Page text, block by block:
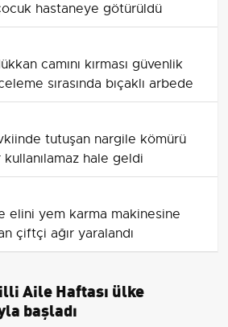
hastaneye götürüldü
camını kırması güvenlik
sırasında bıçaklı arbede
tutuşan nargile kömürü
kullanılamaz hale geldi
elini yem karma makinesine
çiftçi ağır yaralandı
Aile Haftası ülke
başladı